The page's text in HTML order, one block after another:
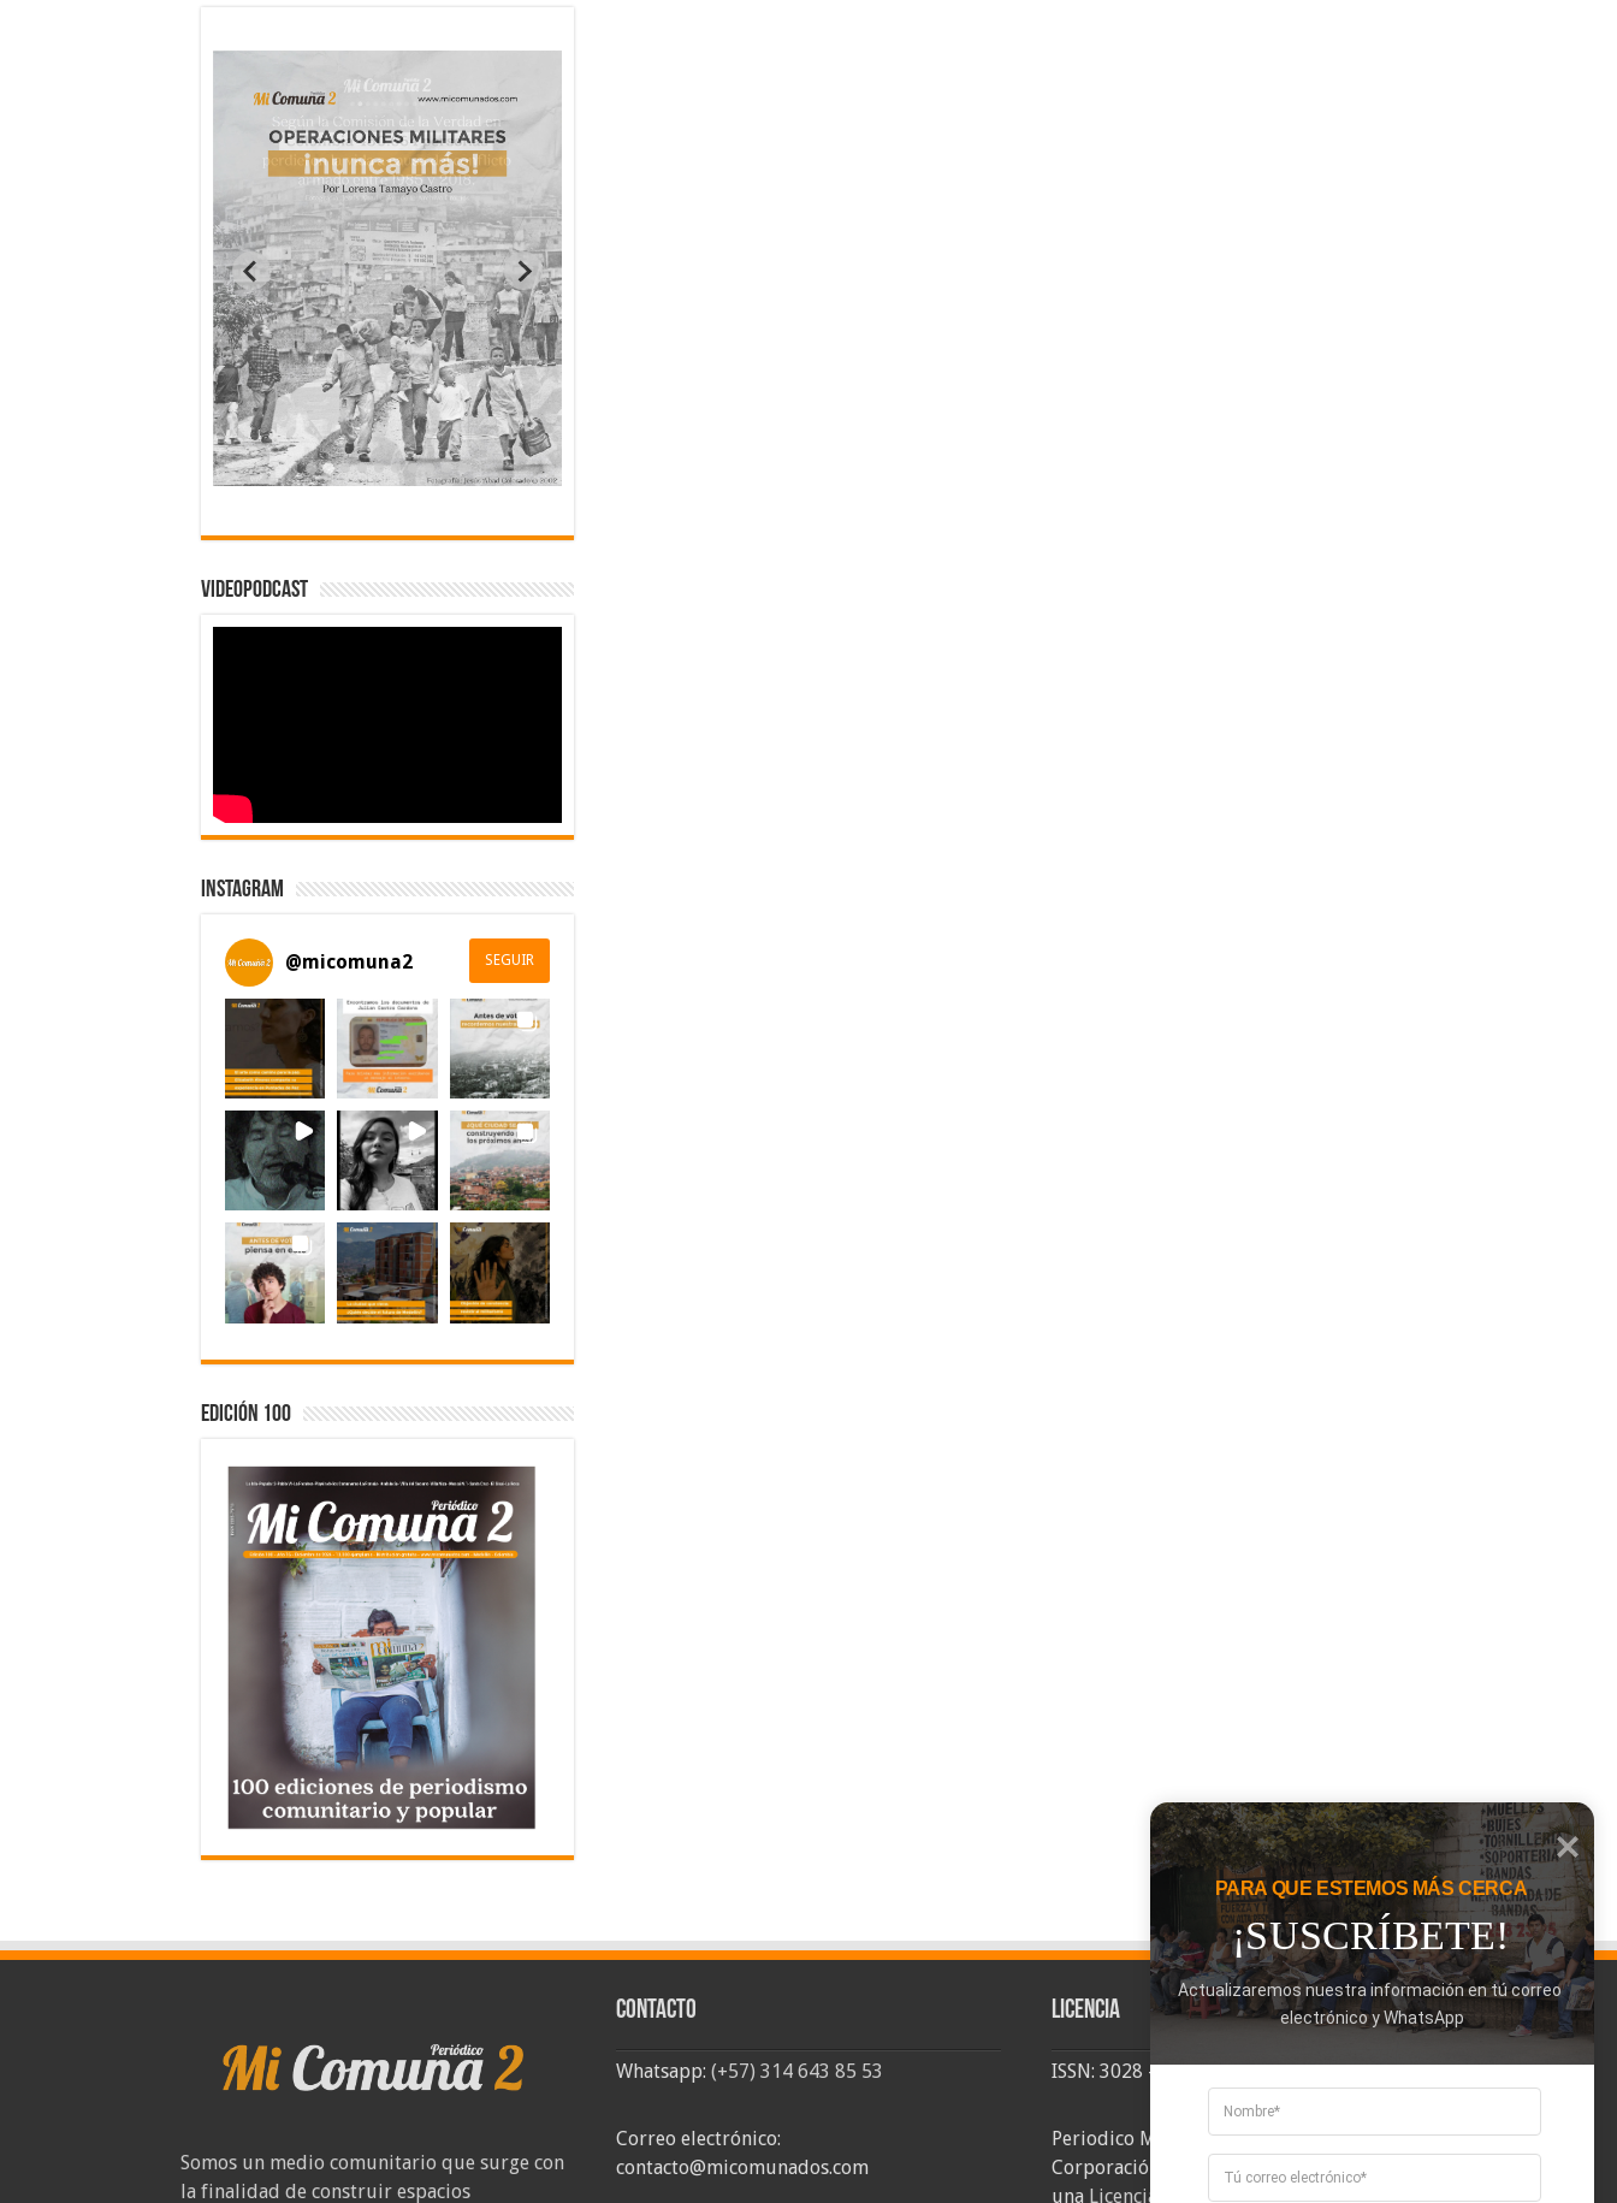
Videopodcast
Instagram
@micomuna2 SEGUIR
Edición 100
Somos un medio comunitario que surge con
la finalidad de construir espacios
Contacto
Whatsapp: (+57) 314 643 85 53
Correo electrónico:
contacto@micomunados.com
Licencia
ISSN: 3028 - 6026
Periodico Mi Comuna 2, elaborado por
Corporación Mi Comuna se distribuye bajo
una Licencia Creative Commons Atribución-
PARA QUE ESTEMOS MÁS CERCA
¡SUSCRÍBETE!
Actualizaremos nuestra información en tú correo
electrónico y WhatsApp